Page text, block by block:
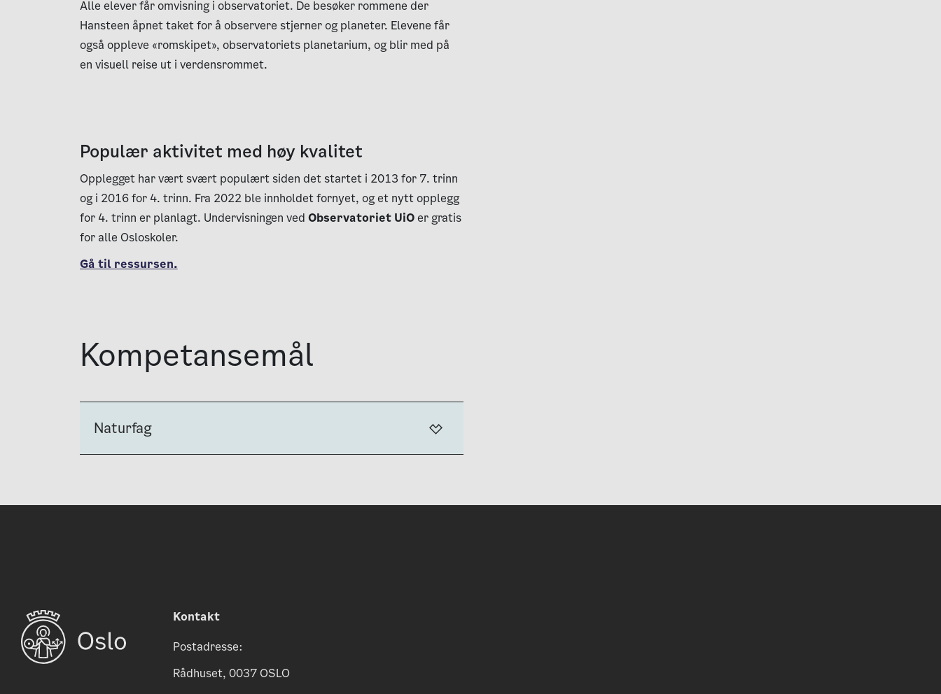
Alle elever får omvisning i observatoriet. De besøker rommene der
Hansteen åpnet taket for å observere stjerner og planeter. Elevene får
også oppleve «romskipet», observatoriets planetarium, og blir med på
en visuell reise ut i verdensrommet.
Populær aktivitet med høy kvalitet
Opplegget har vært svært populært siden det startet i 2013 for 7. trinn
og i 2016 for 4. trinn. Fra 2022 ble innholdet fornyet, og et nytt opplegg
for 4. trinn er planlagt. Undervisningen ved Observatoriet UiOer gratis
for alle Osloskoler.
Gå til ressursen.
Kompetansemål
Naturfag
Kontakt
Postadresse:
Rådhuset, 0037 OSLO